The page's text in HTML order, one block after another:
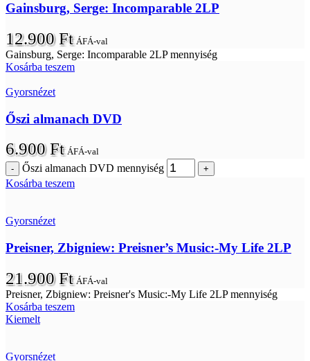
Gainsburg, Serge: Incomparable 2LP
12.900Ft ÁFÁ-val
Gainsburg, Serge: Incomparable 2LP mennyiség
Kosárba teszem
Gyorsnézet
Őszi almanach DVD
6.900Ft ÁFÁ-val
Őszi almanach DVD mennyiség
Kosárba teszem
Gyorsnézet
Preisner, Zbigniew: Preisner’s Music:-My Life 2LP
21.900Ft ÁFÁ-val
Preisner, Zbigniew: Preisner's Music:-My Life 2LP mennyiség
Kosárba teszem
Kiemelt
Gyorsnézet